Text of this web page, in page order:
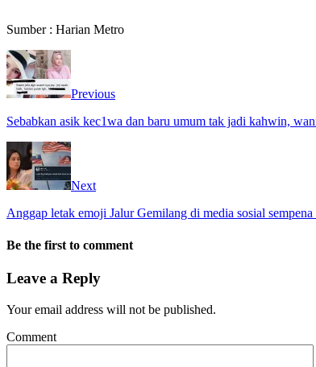
Sumber : Harian Metro
Previous
Sebabkan asik kec1wa dan baru umum tak jadi kahwin,
Next
Anggap letak emoji Jalur Gemilang di media sosial
Be the first to comment
Leave a Reply
Your email address will not be published.
Comment